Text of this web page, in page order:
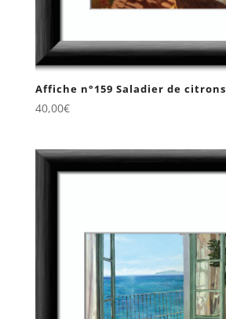
Affiche n°159 Saladier de citrons
40,00€